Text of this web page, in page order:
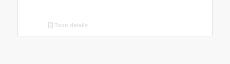
Toon details